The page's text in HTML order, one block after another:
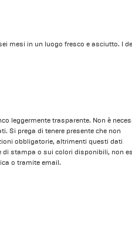
mesi in un luogo fresco e asciutto. I
leggermente trasparente. Non è
Si prega di tenere presente che non
obbligatorie, altrimenti questi dati
di stampa o sui colori disponibili, non
o tramite email.